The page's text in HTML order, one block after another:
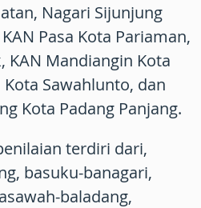
Nagari Sijunjung
Pasa Kota Pariaman,
KAN Mandiangin Kota
Sawahlunto, dan
Kota Padang Panjang.
terdiri dari,
basuku-banagari,
baladang,